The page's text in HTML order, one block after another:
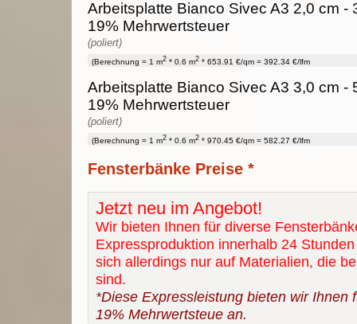
Arbeitsplatte Bianco Sivec A3 2,0 cm -
19% Mehrwertsteuer
(poliert)
(Berechnung = 1 m2 * 0.6 m2 * 653.91 €/qm = 392.34 €/lfm
Arbeitsplatte Bianco Sivec A3 3,0 cm -
19% Mehrwertsteuer
(poliert)
(Berechnung = 1 m2 * 0.6 m2 * 970.45 €/qm = 582.27 €/lfm
Fensterbänke Preise *
Jetzt neu im Angebot!
Wir bieten Ihnen für diverse
Expressproduktion innerhalb 24
sich allerdings nur auf Materialien, die
sind.
*Diese Expressleistung bieten wir Ihnen
19% Mehrwertsteue an.